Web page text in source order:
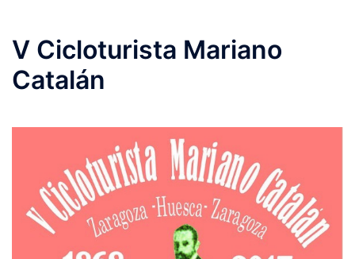
V Cicloturista Mariano
Catalán